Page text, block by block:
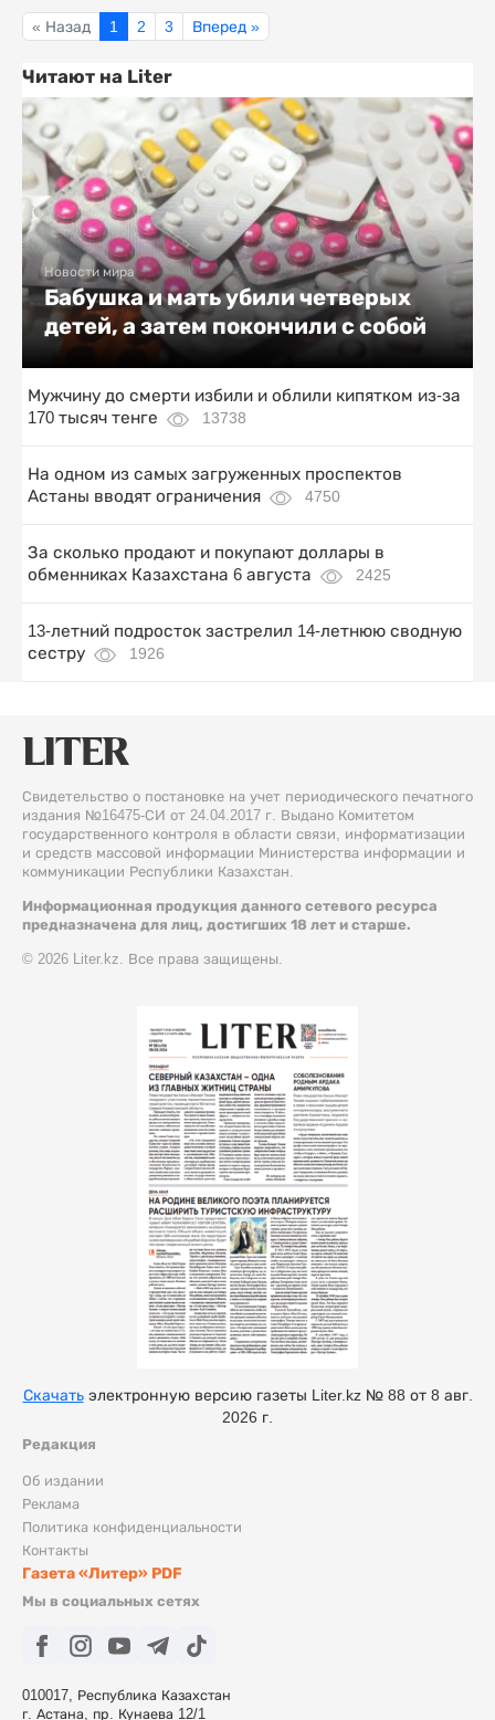
« Назад 1 2 3 Вперед »
Читают на Liter
Новости мира
Бабушка и мать убили четверых
детей, а затем покончили с собой
Мужчину до смерти избили и облили кипятком из-за
170 тысяч тенге
13738
На одном из самых загруженных проспектов
Астаны вводят ограничения
4750
За сколько продают и покупают доллары в
обменниках Казахстана 6 августа
2425
13-летний подросток застрелил 14-летнюю сводную
сестру
1926
Свидетельство о постановке на учет периодического печатного
издания №16475-СИ от 24.04.2017 г. Выдано Комитетом
государственного контроля в области связи, информатизации
и средств массовой информации Министерства информации и
коммуникации Республики Казахстан.
Информационная продукция данного сетевого ресурса
предназначена для лиц, достигших 18 лет и старше.
© 2026 Liter.kz. Все права защищены.
Редакция
Об издании
Реклама
Политика конфиденциальности
Контакты
Газета «Литер» PDF
Мы в социальных сетях
010017, Республика Казахстан
г. Астана, пр. Кунаева 12/1
Скачатьэлектронную версию газеты Liter.kz № 88 от 8 авг.
2026 г.